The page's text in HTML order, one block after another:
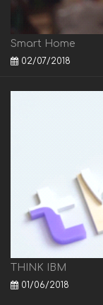
Smart Home
02/07/2018
THINK IBM
01/06/2018